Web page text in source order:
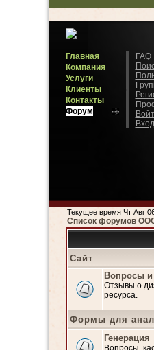
Главная
Компания
Услуги
Клиенты
Контакты
Форум
FAQ
Вход
Текущее время Чт Авг
Список форумов
Сайт
Вопросы
Отзывы о
ресурса.
Формы для
Генерация
Вопросы,